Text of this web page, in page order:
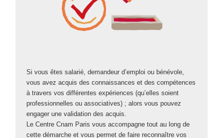
Si vous êtes salarié, demandeur d’emploi ou bénévole,
vous avez acquis des connaissances et des compétences
à travers vos différentes expériences (qu’elles soient
professionnelles ou associatives) ; alors vous pouvez
engager une validation des acquis.
Le Centre Cnam Paris vous accompagne tout au long de
cette démarche et vous permet de faire reconnaître vos